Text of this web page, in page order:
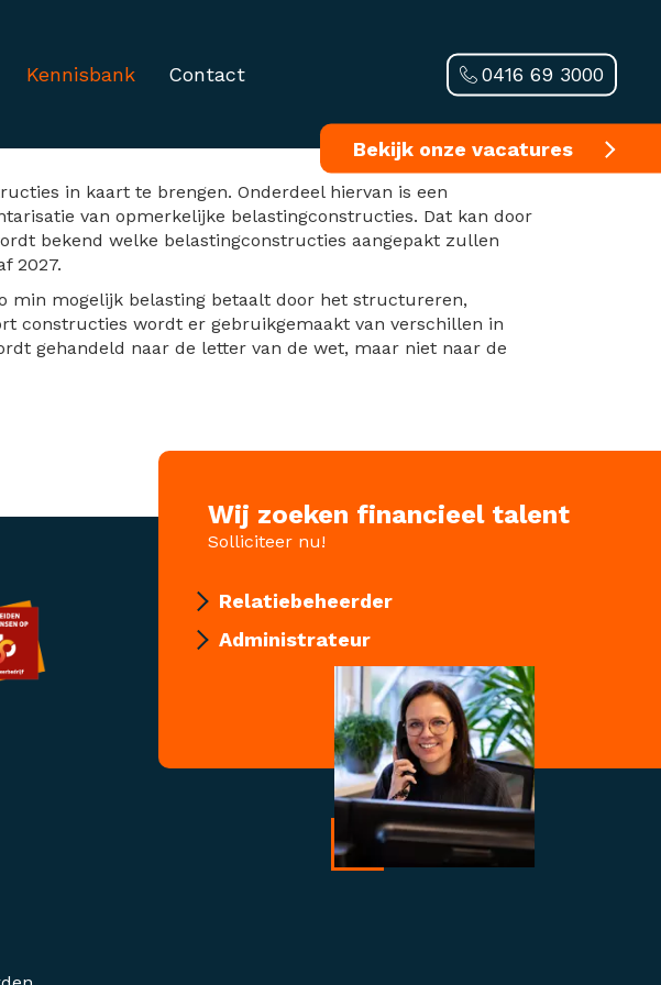
Kennisbank Contact
Bekijk onze vacatures
0416 69 3000
aan
in kaart te brengen. Onderdeel hiervan is een
van opmerkelijke belastingconstructies. Dat kan door
bekend welke belastingconstructies aangepakt zullen
2027.
min mogelijk belasting betaalt door het structureren,
constructies wordt er gebruikgemaakt van verschillen in
gehandeld naar de letter van de wet, maar niet naar de
Wij zoeken financieel talent
Solliciteer nu!
Relatiebeheerder
Administrateur